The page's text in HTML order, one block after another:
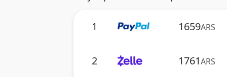
1 1659ARS
2 1761ARS